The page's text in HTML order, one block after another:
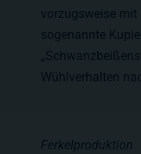
vorzugsweise mit
sogenannte
Wühlverhalten
Ferkelproduktion